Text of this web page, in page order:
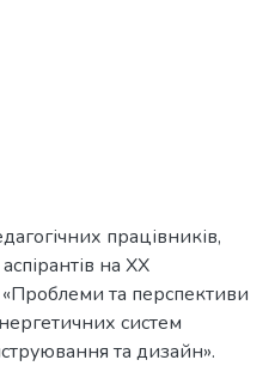
працівників,
на XX
та перспективи
систем
та дизайн».